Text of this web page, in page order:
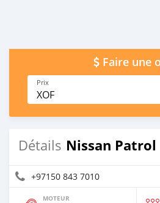
Faire une
Prix
XOF
Détails Nissan Patrol
+97150 843 7010
MOTEUR